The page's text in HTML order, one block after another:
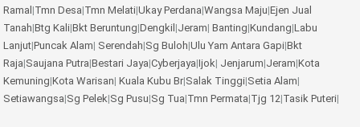
Ramal |Tmn Desa|Tmn Melati|Ukay Perdana|Wangsa Maju|Ejen Jual
Tanah|Btg Kali|Bkt Beruntung|Dengkil |Jeram| Banting|Kundang|Labu
Lanjut|Puncak Alam| Serendah|Sg Buloh|Ulu Yam Antara Gapi|Bkt
Raja|Saujana Putra|Bestari Jaya|Cyberjaya|Ijok| Jenjarum|Jeram|Kota
Kemuning|Kota Warisan| Kuala Kubu Br|Salak Tinggi|Setia Alam|
Setiawangsa|Sg Pelek|Sg Pusu|Sg Tua|Tmn Permata|Tjg 12|Tasik Puteri|